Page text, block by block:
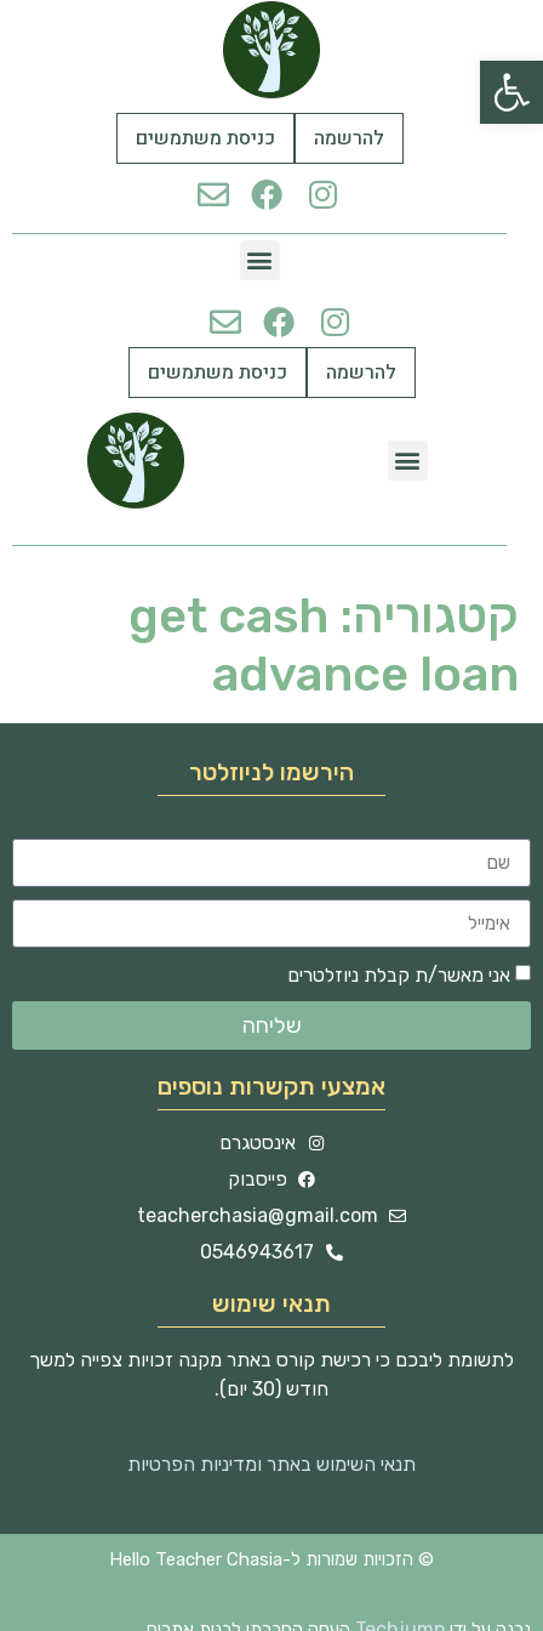
פתח סרגל נגישות
להרשמה כניסת משתמשים
להרשמה כניסת משתמשים
קטגוריה: get cash
advance loan
הירשמו לניוזלטר
אני מאשר/ת קבלת ניוזלטרים
שליחה
אמצעי תקשרות נוספים
אינסטגרם
פייסבוק
teacherchasia@gmail.com
0546943617
תנאי שימוש
לתשומת ליבכם כי רכישת קורס באתר מקנה זכויות צפייה למשך
חודש (30 יום).
תנאי השימוש באתר ומדיניות הפרטיות
© הזכויות שמורות ל-Hello Teacher Chasia